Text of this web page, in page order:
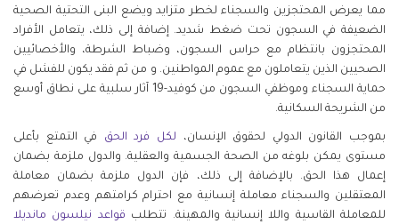
مما يعرض المحتجزين والسجناء لخطر متزايد ويضع البنى التحتية الصحية
الضعيفة في السجون تحت ضغط شديد. إضافة إلى ذلك، يتعامل الأفراد
المحتجزون بانتظام مع حراس السجون، وضباط الشرطة، والأخصائيين
الصحيين الذين يتعاملون مع عموم المواطنين. و من ثم فقد يكون للفشل في
حماية السجناء وموظفي السجون من كوفيد-19 آثار سلبية على نطاق أوسع
من الشريحة السكانية.
بموجب القانون الدولي لحقوق الإنسان، لكل فرد الحق في التمتع بأعلى
مستوى يمكن بلوغه من الصحة الجسمية والعقلية. والدول ملزمة بضمان
إعمال هذا الحق. بالإضافة إلى ذلك، فإن الدول ملزمة بضمان معاملة
المعتقلين والسجناء معاملة إنسانية مع احترام كرامتهم وعدم تعرضهم
للمعاملة القاسية واللا إنسانية والمهينة. تتطلب قواعد نيلسون مانديلا